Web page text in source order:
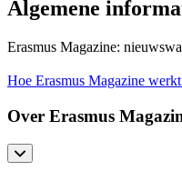
Algemene
Erasmus Magazine:
Hoe Erasmus Magazine werkt
Over Erasmus